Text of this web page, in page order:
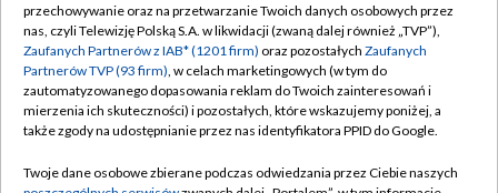
Abonament TVP
Emisja w TVP
Centrum informacji TVP
Naziemna Telewizja Cyfrowa
Regulamin TVP
Polityka prywatności
Moje zgody
Pomoc
przechowywanie oraz na przetwarzanie Twoich danych osobowych przez
nas, czyli Telewizję Polską S.A. w likwidacji (zwaną dalej również „TVP”),
Zaufanych Partnerów z IAB* (1201 firm) oraz pozostałych Zaufanych
Partnerów TVP (93 firm), w celach marketingowych (w tym do
zautomatyzowanego dopasowania reklam do Twoich zainteresowań i
mierzenia ich skuteczności) i pozostałych, które wskazujemy poniżej, a
także zgody na udostępnianie przez nas identyfikatora PPID do Google.
Twoje dane osobowe zbierane podczas odwiedzania przez Ciebie naszych